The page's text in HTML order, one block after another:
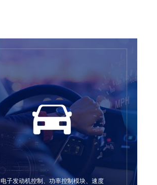
电子发动机控制、功率控制模块、速度